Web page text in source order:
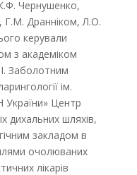
Чернушенко,
Дранніком, Л.О.
керували
з академіком
Заболотним
ім.
Центр
дихальних шляхів,
закладом в
очолюваних
лікарів